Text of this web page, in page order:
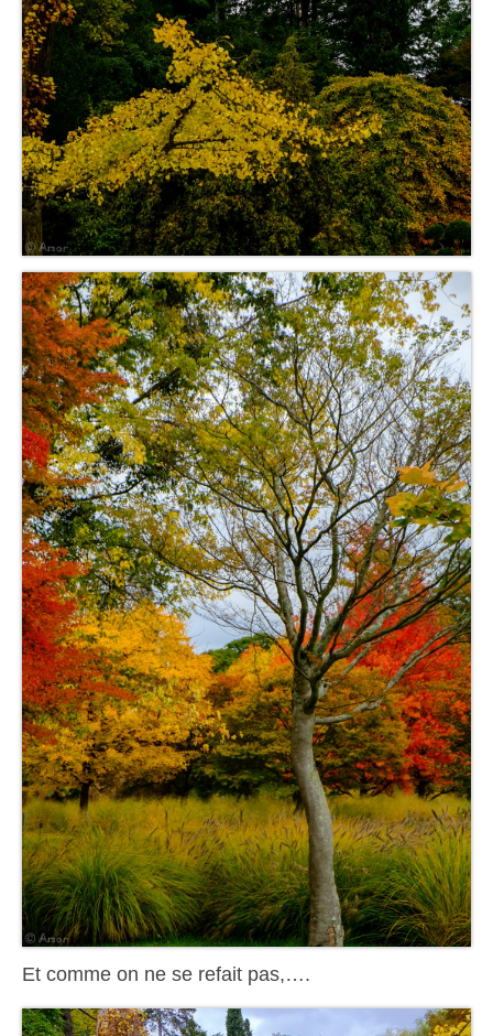
Et comme on ne se refait pas,….